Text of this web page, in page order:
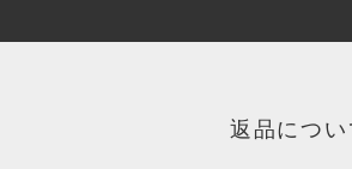
返品につい